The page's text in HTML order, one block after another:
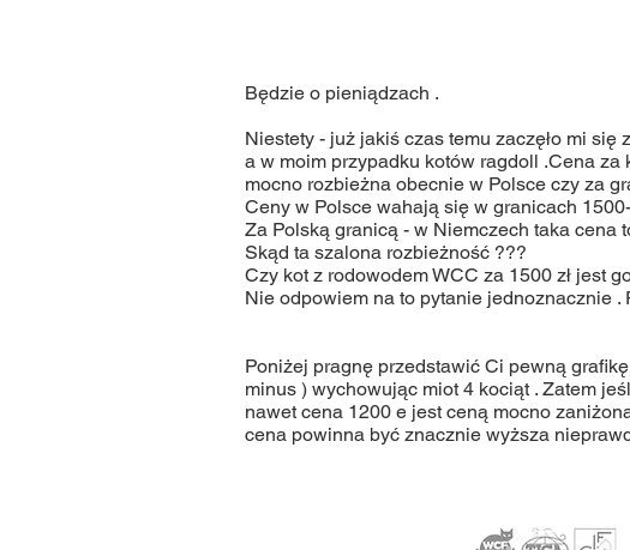
Będzie o pieniądzach .
Niestety - już jakiś czas temu zaczęło mi
a w moim przypadku kotów ragdoll .Cena
mocno rozbieżna obecnie w Polsce czy za
Ceny w Polsce wahają się w granicach
Za Polską granicą - w Niemczech taka cena
Skąd ta szalona rozbieżność ???
Czy kot z rodowodem WCC za 1500 zł jest
Nie odpowiem na to pytanie jednoznacznie
Poniżej pragnę przedstawić Ci pewną
minus ) wychowując miot 4 kociąt . Zatem
nawet cena 1200 e jest ceną mocno
cena powinna być znacznie wyższa